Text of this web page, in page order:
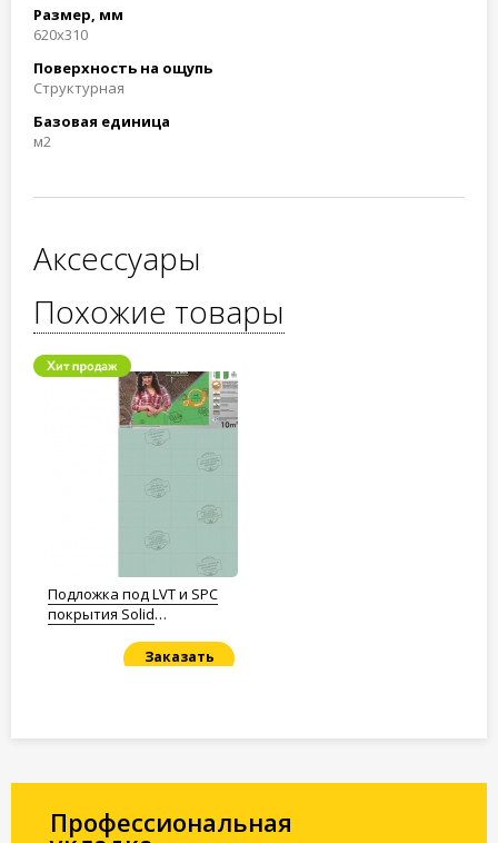
Размер, мм
620х310
Поверхность на ощупь
Структурная
Базовая единица
м2
Аксессуары
Похожие товары
Подложка под LVT и SPC
покрытия Solid
Заказать
Профессиональная